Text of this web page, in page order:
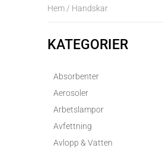
Hem/ Handskar
KATEGORIER
Absorbenter
Aerosoler
Arbetslampor
Avfettning
Avlopp & Vatten